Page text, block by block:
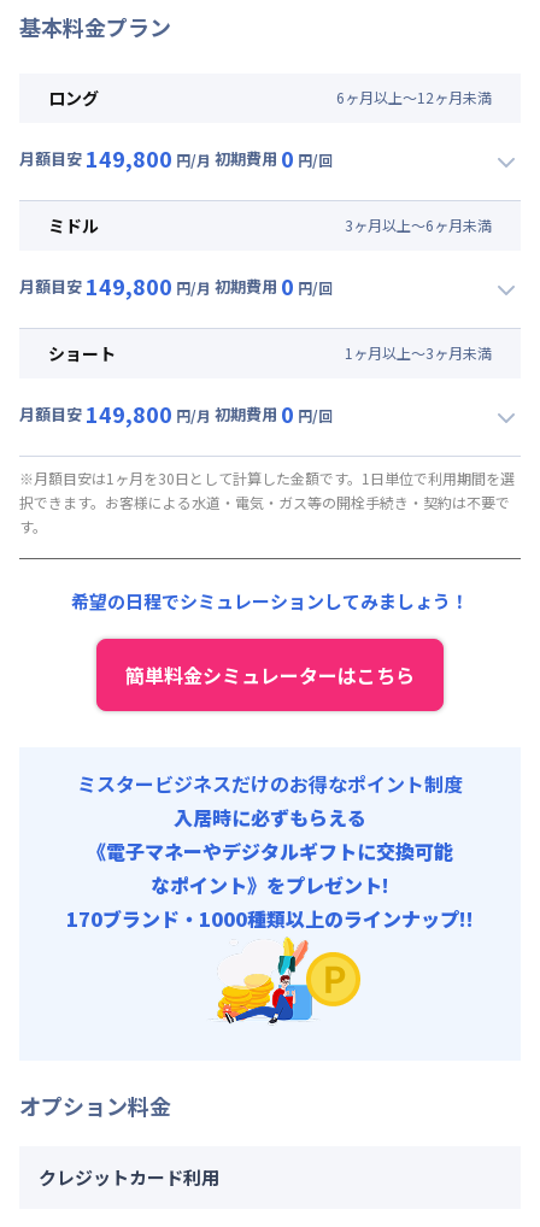
基本料金プラン
ロング 6ヶ月以上～12ヶ月未満
月額目安 149,800 円/月 初期費用 0 円/回
月額賃料目安(30日利用)
光熱費他 : 0円/月 (0円/日) ※賃料に含める
ミドル 3ヶ月以上～6ヶ月未満
月額目安 149,800 円/月 初期費用 0 円/回
月額賃料目安(30日利用)
光熱費他 : 0円/月 (0円/日) ※賃料に含める
ショート 1 ヶ月以上～3ヶ月未満
月額目安 149,800 円/月 初期費用 0 円/回
月額賃料目安(30日利用)
賃料 : 149,800円/月
光熱費他 :
※月額目安は1ヶ月を30日として計算した金額です。1日単位で利用期間を選
択できます。お客様による水道・電気・ガス等の開栓手続き・契約は不要で
す。
希望の日程でシミュレーションしてみましょう！
簡単料金シミュレーターはこちら
ミスタービジネスだけのお得なポイント制度
入居時に必ずもらえる
《電子マネーやデジタルギフトに交換可能
なポイント》をプレゼント!
170ブランド・1000種類以上のラインナップ!!
オプション料金
クレジットカード利用